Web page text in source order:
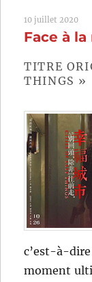
10 juillet 2020
Face à
TITRE
THINGS »
c’est-à-
moment